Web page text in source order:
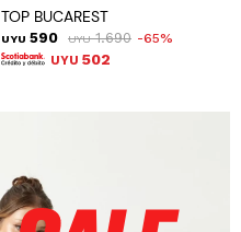
TOP BUCAREST
UYU 590 UYU 1.690 65
UYU 502